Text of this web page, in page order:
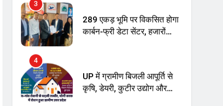
289 एकड़ भूमि पर विकसित होगा
कार्बन-फ्री डेटा सेंटर, हजारों
उच्च-कुशल रोजगार सृजन की
4
UP में ग्रामीण बिजली आपूर्ति से
कृषि, डेयरी, कुटीर उद्योग और
स्वरोजगार को मिला बढ़ावा